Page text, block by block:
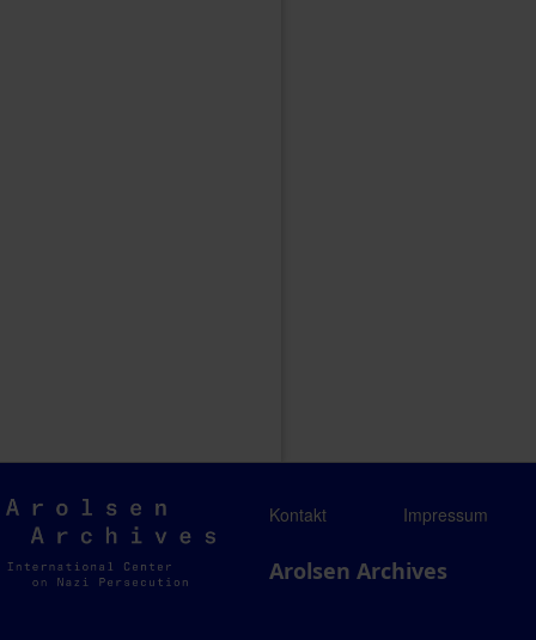
Arolsen
Archives
Kontakt Impressum
Arolsen Archives